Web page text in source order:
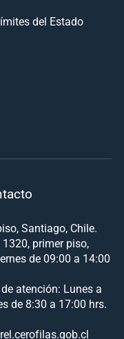
del Estado
Santiago, Chile.
primer piso,
de 09:00 a 14:00
atención: Lunes a
de 8:30 a 17:00 hrs.